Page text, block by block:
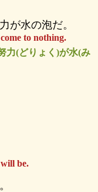
が水の泡だ。
to nothing.
力(どりょく)が水(み
be.